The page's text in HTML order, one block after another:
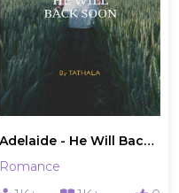
Adelaide - He Will Back Soon
Romance